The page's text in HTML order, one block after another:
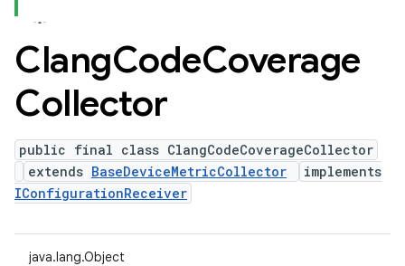
ClangCodeCoverage
Collector
public final class ClangCodeCoverageCollector
extends BaseDeviceMetricCollector
implements
IConfigurationReceiver
java.lang.Object